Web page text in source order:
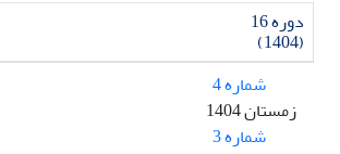
دوره 16
(1404)
شماره 4
زمستان 1404
شماره 3